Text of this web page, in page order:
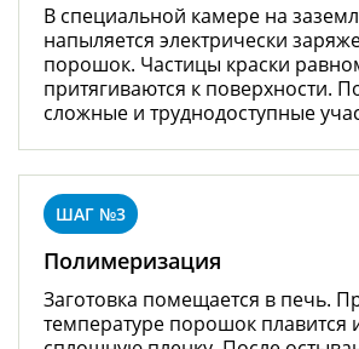
В специальной камере на
напыляется электрически
порошок. Частицы краски
притягиваются к поверхности.
сложные и труднодоступные
Полимеризация
Заготовка помещается в печь.
температуре порошок плавится